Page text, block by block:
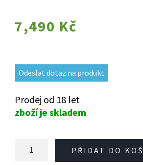
7,490 Kč
Odeslat dotaz na produkt
Prodej od 18 let
zboží je skladem
PŘIDAT DO